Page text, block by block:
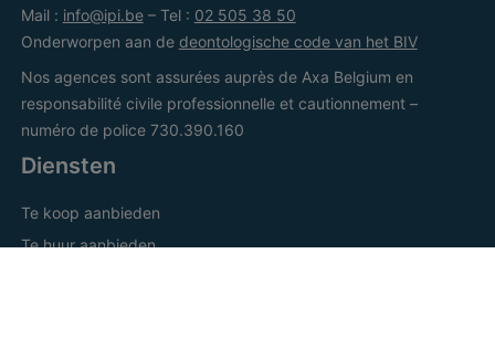
Mail : info@ipi.be– Tel : 02 505 38 50
Onderworpen aan de deontologische code van het BIV
Nos agences sont assurées auprès de Axa Belgium en
responsabilité civile professionnelle et cautionnement –
numéro de police 730.390.160
Diensten
Te koop aanbieden
Te huur aanbieden